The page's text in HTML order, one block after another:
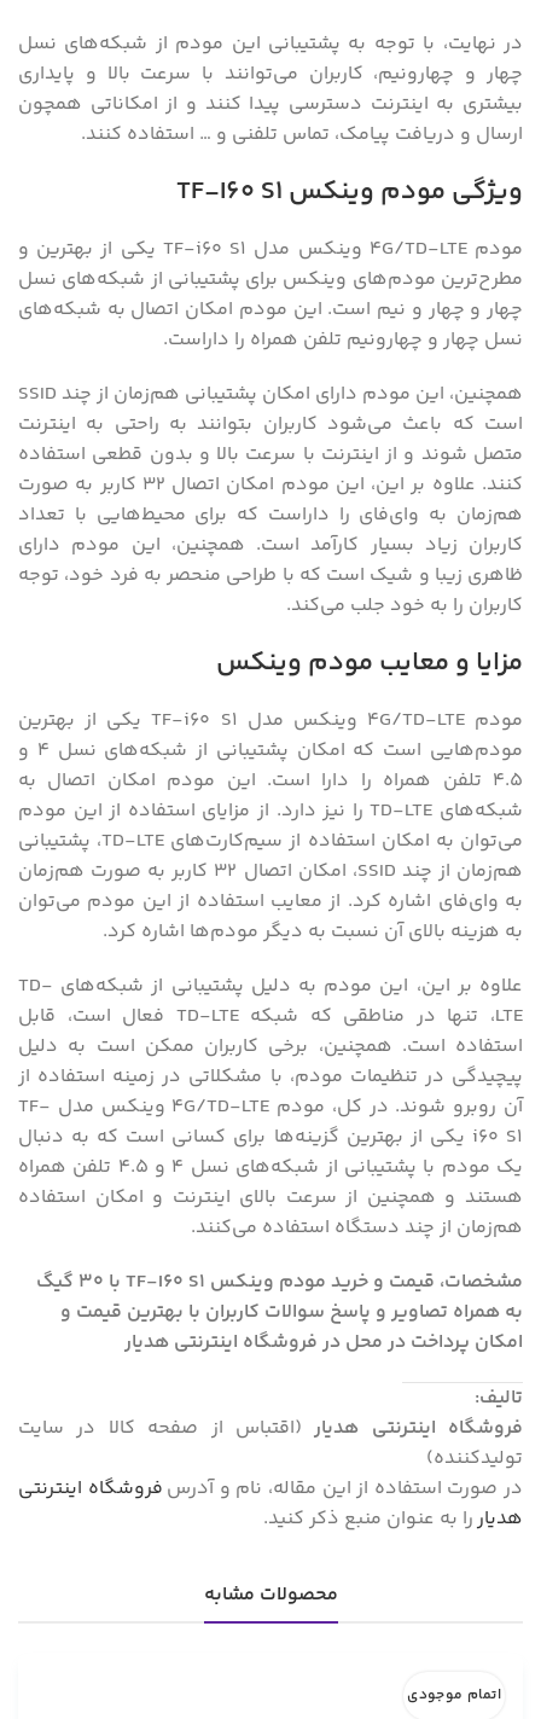
در نهایت، با توجه به پشتیبانی این مودم از شبکه‌های نسل
چهار و چهارونیم، کاربران می‌توانند با سرعت بالا و پایداری
بیشتری به اینترنت دسترسی پیدا کنند و از امکاناتی همچون
ارسال و دریافت پیامک، تماس تلفنی و … استفاده کنند.
ویژگی مودم وینکس TF-I60 S1
مودم ۴G/TD-LTE وینکس مدل TF-i60 S۱ یکی از بهترین و
مطرح‌ترین مودم‌های وینکس برای پشتیبانی از شبکه‌های نسل
چهار و چهار و نیم است. این مودم امکان اتصال به شبکه‌های
نسل چهار و چهارونیم تلفن همراه را داراست.
همچنین، این مودم دارای امکان پشتیبانی هم‌زمان از چند SSID
است که باعث می‌شود کاربران بتوانند به راحتی به اینترنت
متصل شوند و از اینترنت با سرعت بالا و بدون قطعی استفاده
کنند. علاوه بر این، این مودم امکان اتصال ۳۲ کاربر به صورت
هم‌زمان به وای‌فای را داراست که برای محیط‌هایی با تعداد
کاربران زیاد بسیار کارآمد است. همچنین، این مودم دارای
ظاهری زیبا و شیک است که با طراحی منحصر به فرد خود، توجه
کاربران را به خود جلب می‌کند.
مزایا و معایب مودم وینکس
مودم ۴G/TD-LTE وینکس مدل TF-i60 S۱ یکی از بهترین
مودم‌هایی است که امکان پشتیبانی از شبکه‌های نسل ۴ و
۴.۵ تلفن همراه را دارا است. این مودم امکان اتصال به
شبکه‌های TD-LTE را نیز دارد. از مزایای استفاده از این مودم
می‌توان به امکان استفاده از سیم‌کارت‌های TD-LTE، پشتیبانی
هم‌زمان از چند SSID، امکان اتصال ۳۲ کاربر به صورت هم‌زمان
به وای‌فای اشاره کرد. از معایب استفاده از این مودم می‌توان
به هزینه بالای آن نسبت به دیگر مودم‌ها اشاره کرد.
علاوه بر این، این مودم به دلیل پشتیبانی از شبکه‌های TD-
LTE، تنها در مناطقی که شبکه TD-LTE فعال است، قابل
استفاده است. همچنین، برخی کاربران ممکن است به دلیل
پیچیدگی در تنظیمات مودم، با مشکلاتی در زمینه استفاده از
آن روبرو شوند. در کل، مودم ۴G/TD-LTE وینکس مدل TF-
i60 S۱ یکی از بهترین گزینه‌ها برای کسانی است که به دنبال
یک مودم با پشتیبانی از شبکه‌های نسل ۴ و ۴.۵ تلفن همراه
هستند و همچنین از سرعت بالای اینترنت و امکان استفاده
هم‌زمان از چند دستگاه استفاده می‌کنند.
مشخصات، قیمت و خرید مودم وینکس TF-I60 S1 با 30 گیگ
به همراه تصاویر و پاسخ سوالات کاربران با بهترین قیمت و
امکان پرداخت در محل در فروشگاه اینترنتی هدیار
تالیف:
فروشگاه اینترنتی هدیار(اقتباس از صفحه کالا در سایت
تولیدکننده)
در صورت استفاده از این مقاله، نام و آدرس فروشگاه اینترنتی
هدیاررا به عنوان منبع ذکر کنید.
محصولات مشابه
اتمام موجودی